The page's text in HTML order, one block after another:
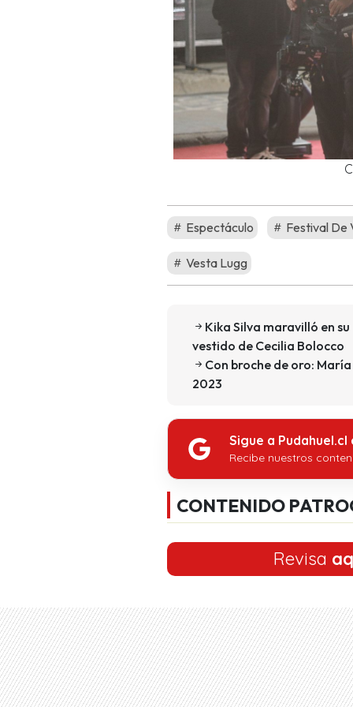
Espectáculo Festival De
Vesta Lugg
Kika Silva maravilló en
vestido de Cecilia Bolocco
Con broche de oro:
2023
Sigue a
Recibe nuestros
CONTENIDO
Revisa